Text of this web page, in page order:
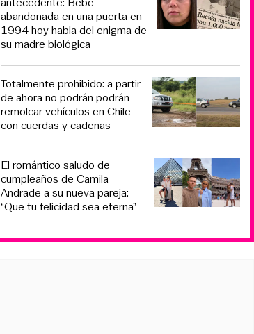
abandonada en una puerta en
1994 hoy habla del enigma de
su madre biológica
Totalmente prohibido: a partir
de ahora no podrán podrán
remolcar vehículos en Chile
con cuerdas y cadenas
El romántico saludo de
cumpleaños de Camila
Andrade a su nueva pareja:
“Que tu felicidad sea eterna”